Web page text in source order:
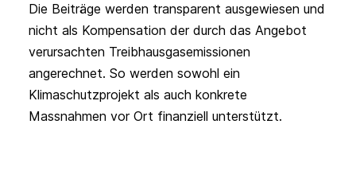
Die Beiträge werden transparent ausgewiesen und
nicht als Kompensation der durch das Angebot
verursachten Treibhausgasemissionen
angerechnet. So werden sowohl ein
Klimaschutzprojekt als auch konkrete
Massnahmen vor Ort finanziell unterstützt.